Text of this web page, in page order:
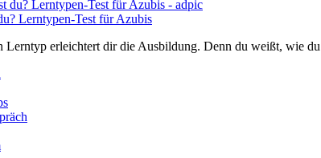
Lerntypen-Test für Azubis
Lerntyp erleichtert dir die Ausbildung. Denn du weißt, wie